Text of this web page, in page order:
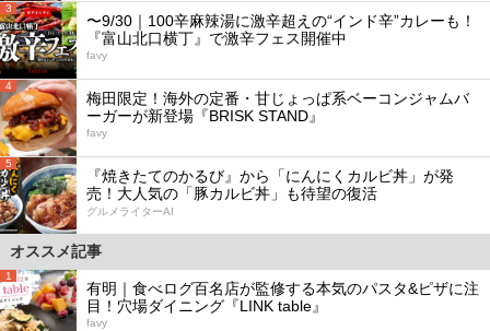
3
〜9/30｜100辛麻辣湯に激辛超えの“インド辛”カレーも！
『富山北口横丁』で激辛フェス開催中
favy
4
梅田限定！海外の定番・甘じょっぱ系ベーコンジャムバ
ーガーが新登場『BRISK STAND』
favy
5
『焼きたてのかるび』から「にんにくカルビ丼」が発
売！大人気の「豚カルビ丼」も待望の復活
グルメライターAI
オススメ記事
1
有明｜食べログ百名店が監修する本気のパスタ&ピザに注
目！穴場ダイニング『LINK table』
favy